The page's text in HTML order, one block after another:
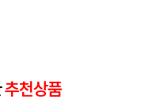
추천상품